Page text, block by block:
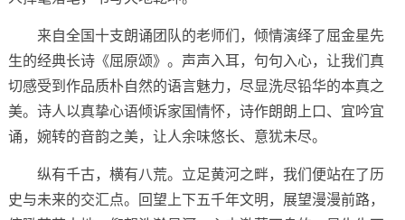
来自全国十支朗诵团队的老师们，倾情演绎了屈金星先
生的经典长诗《屈原颂》。声声入耳，句句入心，让我们真
切感受到作品质朴自然的语言魅力，尽显洗尽铅华的本真之
美。诗人以真挚心语倾诉家国情怀，诗作朗朗上口、宜吟宜
诵，婉转的音韵之美，让人余味悠长、意犹未尽。
纵有千古，横有八荒。立足黄河之畔，我们便站在了历
史与未来的交汇点。回望上下五千年文明，展望漫漫前路，